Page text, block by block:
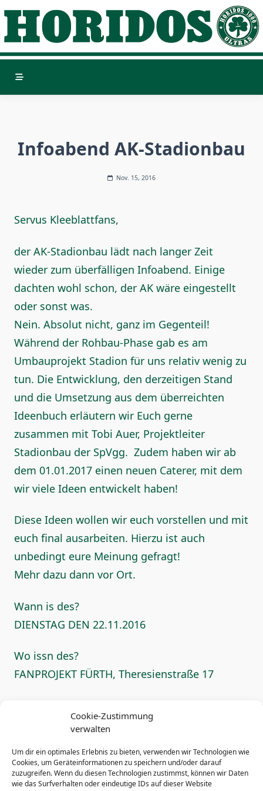
Cookie-Zustimmung
verwalten
Um dir ein optimales Erlebnis zu bieten, verwenden wir Technologien wie
Cookies, um Geräteinformationen zu speichern und/oder darauf
zuzugreifen. Wenn du diesen Technologien zustimmst, können wir Daten
wie das Surfverhalten oder eindeutige IDs auf dieser Website
to
content
Infoabend AK-Stadionbau
Nov. 15, 2016
Servus Kleeblattfans,
der AK-Stadionbau lädt nach langer Zeit
wieder zum überfälligen Infoabend. Einige
dachten wohl schon, der AK wäre eingestellt
oder sonst was.
Nein. Absolut nicht, ganz im Gegenteil!
Während der Rohbau-Phase gab es am
Umbauprojekt Stadion für uns relativ wenig zu
tun. Die Entwicklung, den derzeitigen Stand
und die Umsetzung aus dem überreichten
Ideenbuch erläutern wir Euch gerne
zusammen mit Tobi Auer, Projektleiter
Stadionbau der SpVgg. Zudem haben wir ab
dem 01.01.2017 einen neuen Caterer, mit dem
wir viele Ideen entwickelt haben!
Diese Ideen wollen wir euch vorstellen und mit
euch final ausarbeiten. Hierzu ist auch
unbedingt eure Meinung gefragt!
Mehr dazu dann vor Ort.
Wann is des?
DIENSTAG DEN 22.11.2016
Wo issn des?
FANPROJEKT FÜRTH, Theresienstraße 17
19:03 Uhr Anmeldung ist nicht erforderlich!